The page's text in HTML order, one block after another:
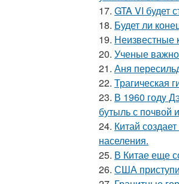
17. GTA VI будет
18. Будет ли
19. Неизвестные
20. Ученые
21. Аня
22. Трагическая
23. В 1960 годy
бутыль с пoчвой
24. Китай
населения.
25. В Китае еще
26. США